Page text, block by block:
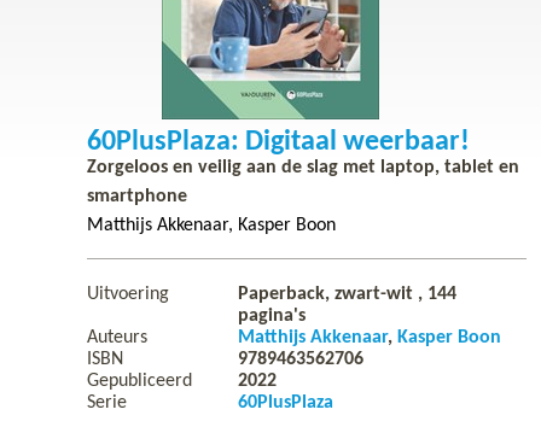
60PlusPlaza: Digitaal weerbaar!
Zorgeloos en veilig aan de slag met laptop, tablet en
smartphone
Matthijs Akkenaar
Kasper Boon
Uitvoering Paperback, zwart-wit , 144
pagina's
Auteurs
Matthijs Akkenaar
Kasper Boon
ISBN
9789463562706
Gepubliceerd
2022
Serie
60PlusPlaza